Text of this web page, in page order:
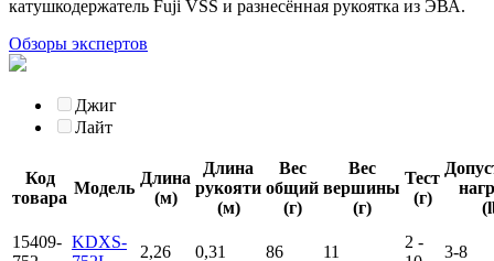
катушкодержатель Fuji VSS и разнесённая рукоятка из ЭВА.
Обзоры экспертов
Код
товара
Модель
Длина
(м)
Длина
рукояти
(м)
Вес
общий
(г)
Вес
вершины
(г)
Тест
(г)
15409- KDXS-
2,26 0,31 86 11
2 -
3-8
Джиг
Лайт